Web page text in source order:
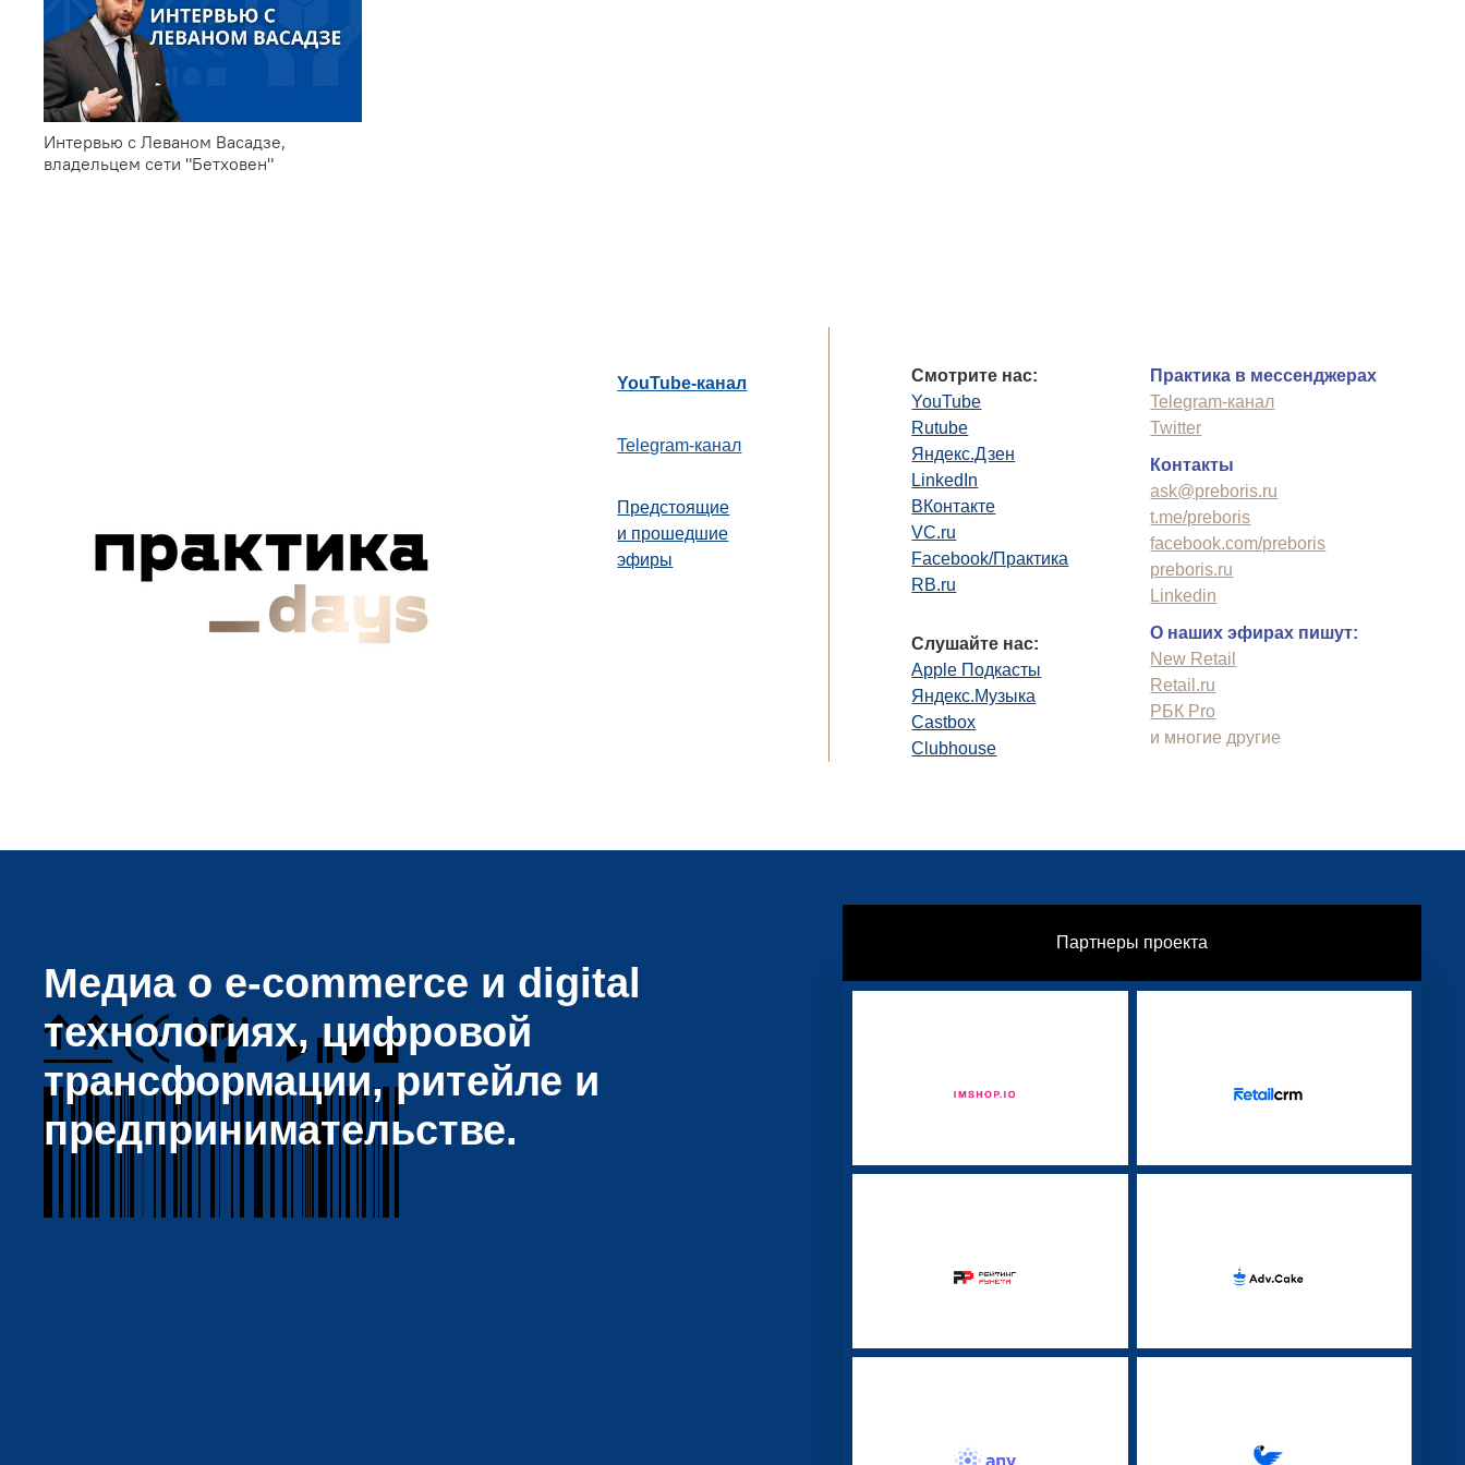
Интервью с Леваном Васадзе,
владельцем сети "Бетховен"
YouTube-канал
Telegram-канал
Предстоящие
и прошедшие
эфиры
Смотрите нас:
YouTube
Rutube
Яндекс.Дзен
LinkedIn
ВКонтакте
VC.ru
Facebook/Практика
RB.ru
Слушайте нас:
Apple Подкасты
Яндекс.Музыка
Castbox
Clubhouse
Практика в мессенджерах
Telegram-канал
Twitter
Контакты
ask@preboris.ru
t.me/preboris
facebook.com/preboris
preboris.ru
Linkedin
О наших эфирах пишут:
New Retail
Retail.ru
РБК Pro
и многие другие
Партнеры проекта
Медиа о e-commerce и digital
технологиях, цифровой
трансформации, ритейле и
предпринимательстве.